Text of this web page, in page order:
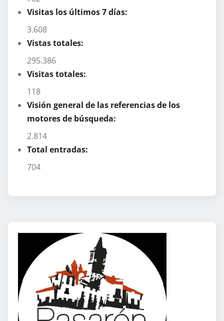
Visitas los últimos 7 días:
3.608
Vistas totales:
295.386
Visitas totales:
118
Visión general de las referencias de los
motores de búsqueda:
2.814
Total entradas:
704